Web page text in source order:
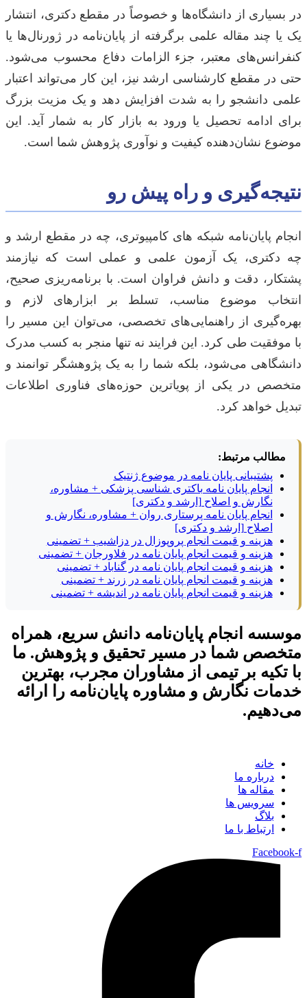
در بسیاری از دانشگاه‌ها و خصوصاً در مقطع دکتری، انتشار
یک یا چند مقاله علمی برگرفته از پایان‌نامه در ژورنال‌ها یا
کنفرانس‌های معتبر، جزء الزامات دفاع محسوب می‌شود.
حتی در مقطع کارشناسی ارشد نیز، این کار می‌تواند اعتبار
علمی دانشجو را به شدت افزایش دهد و یک مزیت بزرگ
برای ادامه تحصیل یا ورود به بازار کار به شمار آید. این
موضوع نشان‌دهنده کیفیت و نوآوری پژوهش شما است.
نتیجه‌گیری و راه پیش رو
انجام پایان‌نامه شبکه های کامپیوتری، چه در مقطع ارشد و
چه دکتری، یک آزمون علمی و عملی است که نیازمند
پشتکار، دقت و دانش فراوان است. با برنامه‌ریزی صحیح،
انتخاب موضوع مناسب، تسلط بر ابزارهای لازم و
بهره‌گیری از راهنمایی‌های تخصصی، می‌توان این مسیر را
با موفقیت طی کرد. این فرایند نه تنها منجر به کسب مدرک
دانشگاهی می‌شود، بلکه شما را به یک پژوهشگر توانمند و
متخصص در یکی از پویاترین حوزه‌های فناوری اطلاعات
تبدیل خواهد کرد.
مطالب مرتبط:
پشتیبانی پایان نامه در موضوع ژنتیک
انجام پایان نامه باکتری شناسی پزشکی + مشاوره،
نگارش و اصلاح [ارشد و دکتری]
انجام پایان نامه پرستاری روان + مشاوره، نگارش و
اصلاح [ارشد و دکتری]
هزینه و قیمت انجام پروپوزال در دزاشیب + تضمینی
هزینه و قیمت انجام پایان نامه در فلاورجان + تضمینی
هزینه و قیمت انجام پایان نامه در گناباد + تضمینی
هزینه و قیمت انجام پایان نامه در زرند + تضمینی
هزینه و قیمت انجام پایان نامه در اندیشه + تضمینی
موسسه انجام پایان‌نامه دانش سریع، همراه
متخصص شما در مسیر تحقیق و پژوهش. ما
با تکیه بر تیمی از مشاوران مجرب، بهترین
خدمات نگارش و مشاوره پایان‌نامه را ارائه
می‌دهیم.
خانه
درباره ما
مقاله ها
سرویس ها
بلاگ
ارتباط با ما
Facebook-f